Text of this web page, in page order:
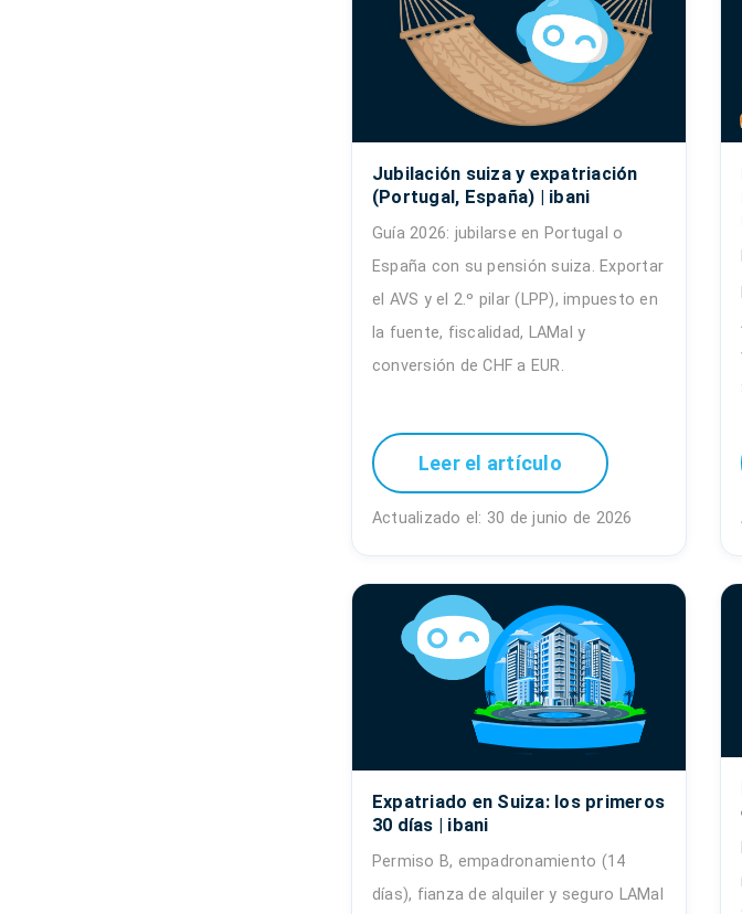
Jubilación suiza y expatriación
(Portugal, España) | ibani
Guía 2026: jubilarse en Portugal o
España con su pensión suiza. Exportar
el AVS y el 2.º pilar (LPP), impuesto en
la fuente, fiscalidad, LAMal y
conversión de CHF a EUR.
Leer el artículo
Actualizado el: 30 de junio de 2026
Expatriado en Suiza: los primeros
30 días | ibani
Permiso B, empadronamiento (14
días), fianza de alquiler y seguro LAMal